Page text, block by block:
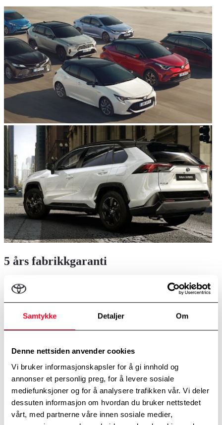
Samtykke Detaljer Om
Denne nettsiden anvender cookies
Vi bruker informasjonskapsler for å gi innhold og
annonser et personlig preg, for å levere sosiale
mediefunksjoner og for å analysere trafikken vår. Vi deler
dessuten informasjon om hvordan du bruker nettstedet
vårt, med partnerne våre innen sosiale medier,
5 års fabrikkgaranti
Garanti dekker enhver feil som skyldes fabrikasjons- eller
monteringsfeil. Den gjelder 5 år normal bruk eller 200.000 km (det
3 års lakkgaranti
hvilken som helst lakkert karosseripanel og som skyldes materialfeil
12 års gjennomrustingsgaranti
Garantien gir dekning, uansett kjørelengde, mot gjennomrusting i
karosseriet (innenfra og ut) som utvikler seg på grunn av korrosjon
som skyldes materialfeil eller produksjonsfeil.